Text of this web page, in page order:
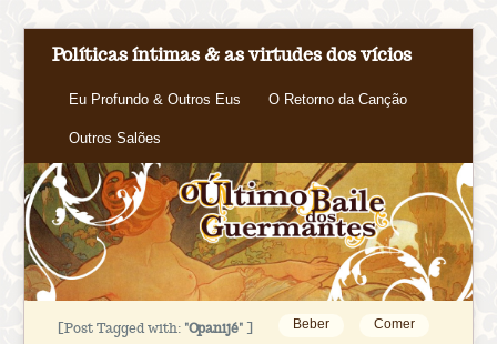
Políticas íntimas & as virtudes dos vícios
Eu Profundo & Outros Eus O Retorno da Canção
Outros Salões
[Post Tagged with: "Opanijé" ] Beber Comer